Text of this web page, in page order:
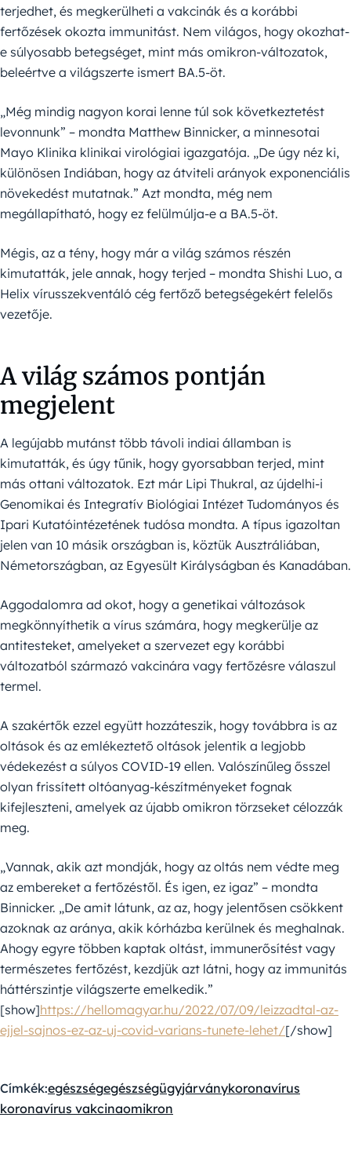
terjedhet, és megkerülheti a vakcinák és a korábbi
fertőzések okozta immunitást. Nem világos, hogy okozhat-
e súlyosabb betegséget, mint más omikron-változatok,
beleértve a világszerte ismert BA.5-öt.
„Még mindig nagyon korai lenne túl sok következtetést
levonnunk” – mondta Matthew Binnicker, a minnesotai
Mayo Klinika klinikai virológiai igazgatója. „De úgy néz ki,
különösen Indiában, hogy az átviteli arányok exponenciális
növekedést mutatnak.” Azt mondta, még nem
megállapítható, hogy ez felülmúlja-e a BA.5-öt.
Mégis, az a tény, hogy már a világ számos részén
kimutatták, jele annak, hogy terjed – mondta Shishi Luo, a
Helix vírusszekventáló cég fertőző betegségekért felelős
vezetője.
A világ számos pontján
megjelent
A legújabb mutánst több távoli indiai államban is
kimutatták, és úgy tűnik, hogy gyorsabban terjed, mint
más ottani változatok. Ezt már Lipi Thukral, az újdelhi-i
Genomikai és Integratív Biológiai Intézet Tudományos és
Ipari Kutatóintézetének tudósa mondta. A típus igazoltan
jelen van 10 másik országban is, köztük Ausztráliában,
Németországban, az Egyesült Királyságban és Kanadában.
Aggodalomra ad okot, hogy a genetikai változások
megkönnyíthetik a vírus számára, hogy megkerülje az
antitesteket, amelyeket a szervezet egy korábbi
változatból származó vakcinára vagy fertőzésre válaszul
termel.
A szakértők ezzel együtt hozzáteszik, hogy továbbra is az
oltások és az emlékeztető oltások jelentik a legjobb
védekezést a súlyos COVID-19 ellen. Valószínűleg ősszel
olyan frissített oltóanyag-készítményeket fognak
kifejleszteni, amelyek az újabb omikron törzseket célozzák
meg.
„Vannak, akik azt mondják, hogy az oltás nem védte meg
az embereket a fertőzéstől. És igen, ez igaz” – mondta
Binnicker. „De amit látunk, az az, hogy jelentősen csökkent
azoknak az aránya, akik kórházba kerülnek és meghalnak.
Ahogy egyre többen kaptak oltást, immunerősítést vagy
természetes fertőzést, kezdjük azt látni, hogy az immunitás
háttérszintje világszerte emelkedik.”
[show]https://hellomagyar.hu/2022/07/09/leizzadtal-az-
ejjel-sajnos-ez-az-uj-covid-varians-tunete-lehet/[/show]
Címkék:egészségegészségügyjárványkoronavírus
koronavírus vakcinaomikron